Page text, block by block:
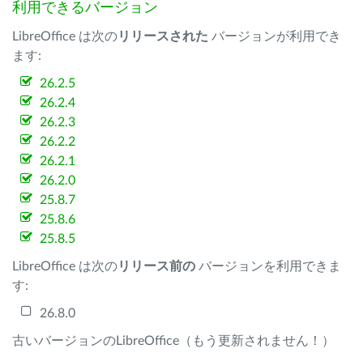
利用できるバージョン
LibreOffice は次のリリースされた バージョンが利用でき
ます:
26.2.5
26.2.4
26.2.3
26.2.2
26.2.1
26.2.0
25.8.7
25.8.6
25.8.5
LibreOffice は次のリリース前の バージョンを利用できま
す:
26.8.0
古いバージョンのLibreOffice（もう更新されません！）